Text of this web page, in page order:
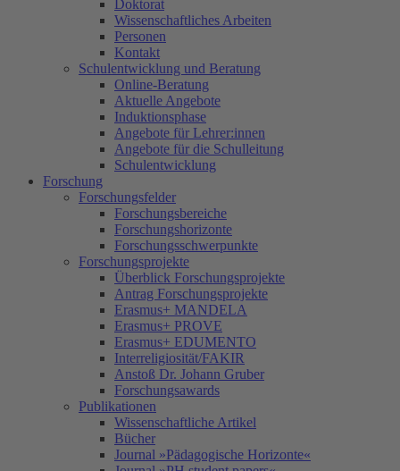
Doktorat
Wissenschaftliches Arbeiten
Personen
Kontakt
Schulentwicklung und Beratung
Online-Beratung
Aktuelle Angebote
Induktionsphase
Angebote für Lehrer:innen
Angebote für die Schulleitung
Schulentwicklung
Forschung
Forschungsfelder
Forschungsbereiche
Forschungshorizonte
Forschungsschwerpunkte
Forschungsprojekte
Überblick Forschungsprojekte
Antrag Forschungsprojekte
Erasmus+ MANDELA
Erasmus+ PROVE
Erasmus+ EDUMENTO
Interreligiosität/FAKIR
Anstoß Dr. Johann Gruber
Forschungsawards
Publikationen
Wissenschaftliche Artikel
Bücher
Journal »Pädagogische Horizonte«